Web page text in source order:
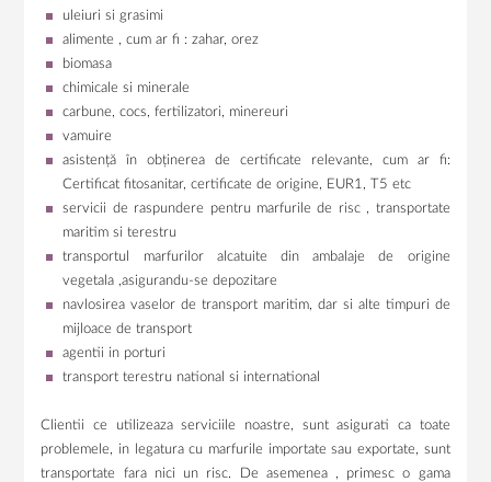
uleiuri si grasimi
alimente , cum ar fi : zahar, orez
biomasa
chimicale si minerale
carbune, cocs, fertilizatori, minereuri
vamuire
asistență în obținerea de certificate relevante, cum ar fi:
Certificat fitosanitar, certificate de origine, EUR1, T5 etc
servicii de raspundere pentru marfurile de risc , transportate
maritim si terestru
transportul marfurilor alcatuite din ambalaje de origine
vegetala ,asigurandu-se depozitare
navlosirea vaselor de transport maritim, dar si alte timpuri de
mijloace de transport
agentii in porturi
transport terestru national si international
Clientii ce utilizeaza serviciile noastre, sunt asigurati ca toate
problemele, in legatura cu marfurile importate sau exportate, sunt
transportate fara nici un risc. De asemenea , primesc o gama